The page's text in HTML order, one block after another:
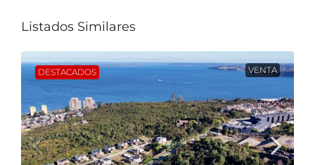
Listados Similares
DESTACADOS VENTA